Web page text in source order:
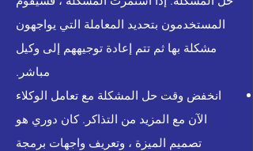
المستخدمون بتحديد المعاملة التي يواجهون
مشكلة بها ثم تتم إعادة توجيههم إلى وكيل
مباشر.
انخفض وقت حل المشكلة مع تعامل الوكلاء
الآن مع المزيد من التذاكر. كان دوري هو
تصميم الميزة ، وتعريف واجهات برمجة